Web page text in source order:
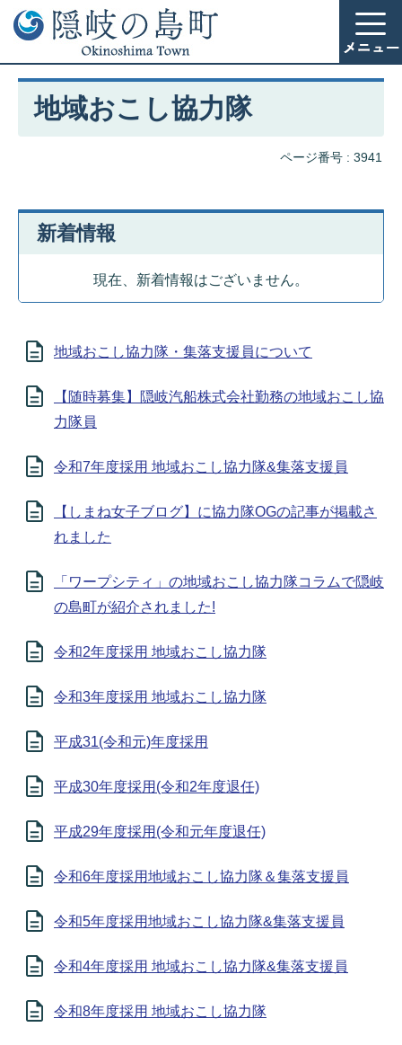
地域おこし協力隊
ページ番号 : 3941
新着情報
現在、新着情報はございません。
地域おこし協力隊・集落支援員について
【随時募集】隠岐汽船株式会社勤務の地域おこし協
力隊員
令和7年度採用 地域おこし協力隊&集落支援員
【しまね女子ブログ】に協力隊OGの記事が掲載さ
れました
「ワープシティ」の地域おこし協力隊コラムで隠岐
の島町が紹介されました!
令和2年度採用 地域おこし協力隊
令和3年度採用 地域おこし協力隊
平成31(令和元)年度採用
平成30年度採用(令和2年度退任)
平成29年度採用(令和元年度退任)
令和6年度採用地域おこし協力隊＆集落支援員
令和5年度採用地域おこし協力隊&集落支援員
令和4年度採用 地域おこし協力隊&集落支援員
令和8年度採用 地域おこし協力隊